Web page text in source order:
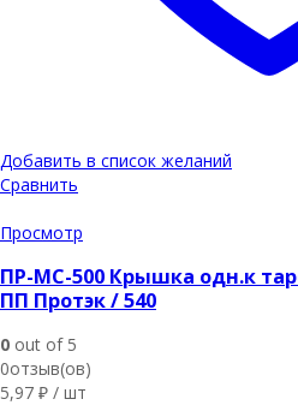
Добавить в список желаний
Сравнить
Просмотр
ПР-МС-500 Крышка одн.к
ПП Протэк / 540
0 out of 5
0отзыв(ов)
5,97 ₽ / шт